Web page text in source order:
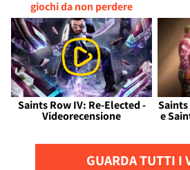
giochi da non perdere
Saints Row IV: Re-Elected -
Videorecensione e
GUARDA TUTTI I